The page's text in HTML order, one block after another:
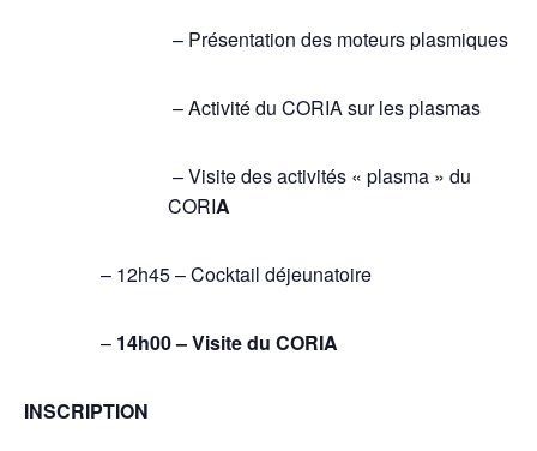
– Présentation des moteurs plasmiques
– Activité du CORIA sur les plasmas
– Visite des activités « plasma » du
CORIA
– 12h45 – Cocktail déjeunatoire
– 14h00 – Visite du CORIA
INSCRIPTION